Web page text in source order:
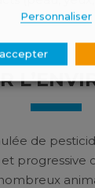
de
progressive
Personnaliser